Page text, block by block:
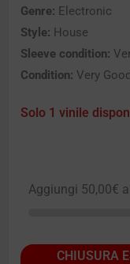
Genre: Electronic
Style: House
Sleeve condition:
Condition: Very
Solo 1 vinile
Aggiungi 50,00€
CHIUSURA